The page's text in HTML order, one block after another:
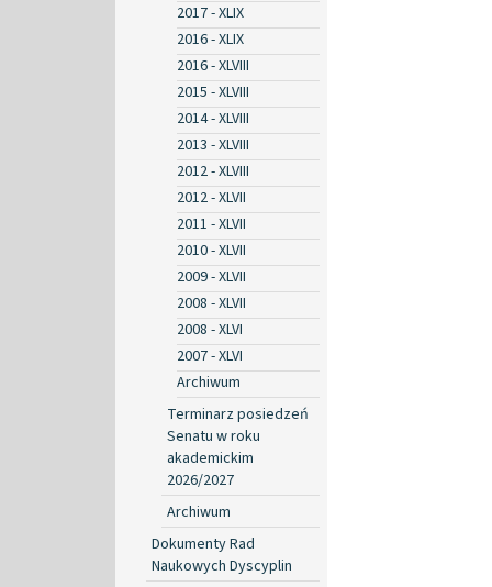
2017 - XLIX
2016 - XLIX
2016 - XLVIII
2015 - XLVIII
2014 - XLVIII
2013 - XLVIII
2012 - XLVIII
2012 - XLVII
2011 - XLVII
2010 - XLVII
2009 - XLVII
2008 - XLVII
2008 - XLVI
2007 - XLVI
Archiwum
Terminarz posiedzeń
Senatu w roku
akademickim
2026/2027
Archiwum
Dokumenty Rad
Naukowych Dyscyplin